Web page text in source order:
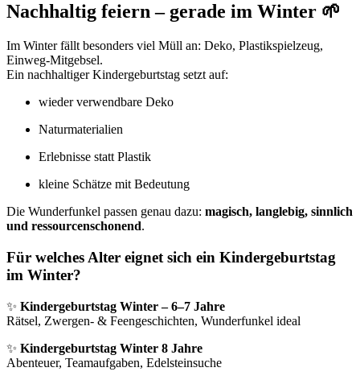
Nachhaltig feiern – gerade im Winter 🌱
Im Winter fällt besonders viel Müll an: Deko, Plastikspielzeug,
Einweg-Mitgebsel.
Ein nachhaltiger Kindergeburtstag setzt auf:
wieder verwendbare Deko
Naturmaterialien
Erlebnisse statt Plastik
kleine Schätze mit Bedeutung
Die Wunderfunkel passen genau dazu: magisch, langlebig, sinnlich
und ressourcenschonend.
Für welches Alter eignet sich ein Kindergeburtstag
im Winter?
✨ Kindergeburtstag Winter – 6–7 Jahre
Rätsel, Zwergen- & Feengeschichten, Wunderfunkel ideal
✨ Kindergeburtstag Winter 8 Jahre
Abenteuer, Teamaufgaben, Edelsteinsuche